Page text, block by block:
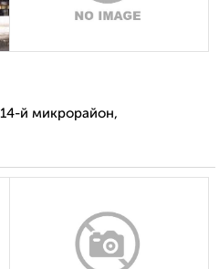
й микрорайон,